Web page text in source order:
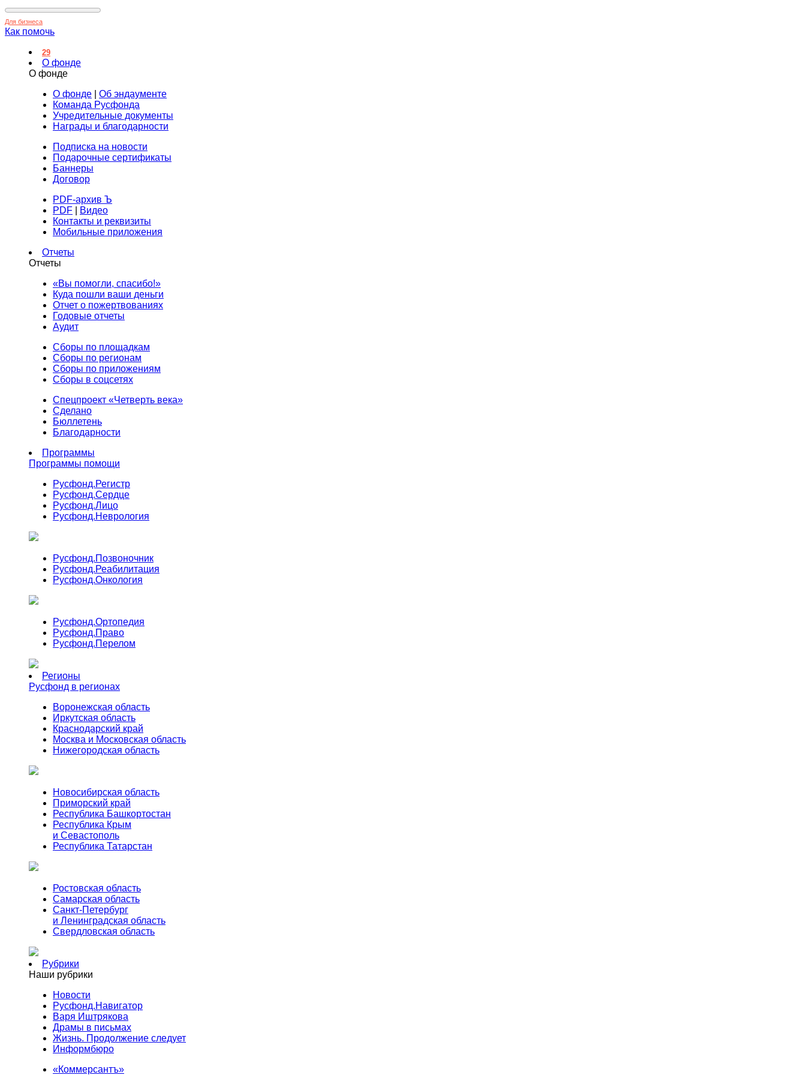
Для бизнеса
Как помочь
29
О фонде
О фонде
О фонде
Об эндаументе
Команда Русфонда
Учредительные документы
Награды и благодарности
Подписка на новости
Подарочные сертификаты
Баннеры
Договор
PDF-архив Ъ
PDF
Видео
Контакты и реквизиты
Мобильные приложения
Отчеты
Отчеты
«Вы помогли, спасибо!»
Куда пошли ваши деньги
Отчет о пожертвованиях
Годовые отчеты
Аудит
Сборы по площадкам
Сборы по регионам
Сборы по приложениям
Сборы в соцсетях
Спецпроект «Четверть века»
Сделано
Бюллетень
Благодарности
Программы
Программы помощи
Русфонд.Регистр
Русфонд.Сердце
Русфонд.Лицо
Русфонд.Неврология
Русфонд.Позвоночник
Русфонд.Реабилитация
Русфонд.Онкология
Русфонд.Ортопедия
Русфонд.Право
Русфонд.Перелом
Регионы
Русфонд в регионах
Воронежская область
Иркутская область
Краснодарский край
Москва и Московская область
Нижегородская область
Новосибирская область
Приморский край
Республика Башкортостан
Республика Крым
и Севастополь
Республика Татарстан
Ростовская область
Самарская область
Санкт-Петербург
и Ленинградская область
Свердловская область
Рубрики
Наши рубрики
Новости
Русфонд.Навигатор
Варя Иштрякова
Драмы в письмах
Жизнь. Продолжение следует
Информбюро
«Коммерсантъ»